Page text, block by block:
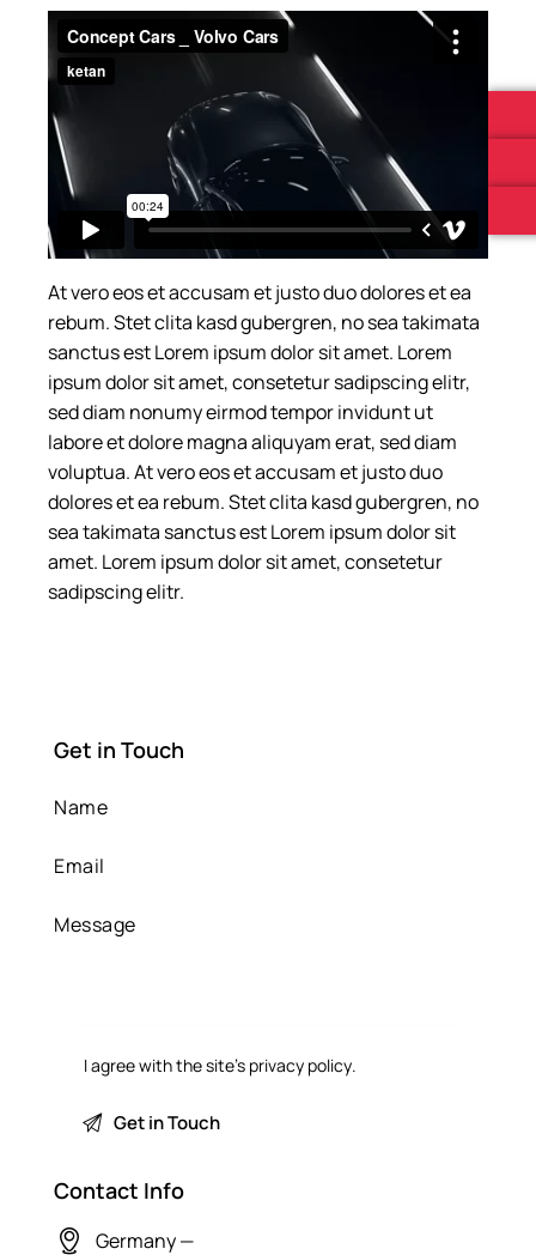
At vero eos et accusam et justo duo dolores et ea
rebum. Stet clita kasd gubergren, no sea takimata
sanctus est Lorem ipsum dolor sit amet. Lorem
ipsum dolor sit amet, consetetur sadipscing elitr,
sed diam nonumy eirmod tempor invidunt ut
labore et dolore magna aliquyam erat, sed diam
voluptua. At vero eos et accusam et justo duo
dolores et ea rebum. Stet clita kasd gubergren, no
sea takimata sanctus est Lorem ipsum dolor sit
amet. Lorem ipsum dolor sit amet, consetetur
sadipscing elitr.
Get in Touch
I agree with the site’s privacy policy.
Contact Info
Germany —